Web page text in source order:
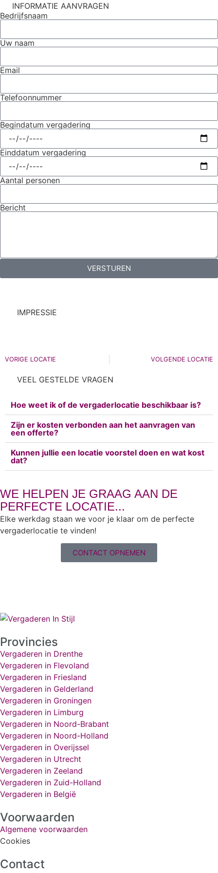
INFORMATIE AANVRAGEN
Bedrijfsnaam
Uw naam
Email
Telefoonnummer
Begindatum vergadering
Einddatum vergadering
Aantal personen
Bericht
VERSTUREN
IMPRESSIE
VORIGE LOCATIE VOLGENDE LOCATIE
VEEL GESTELDE VRAGEN
Hoe weet ik of de vergaderlocatie beschikbaar is?
Zijn er kosten verbonden aan het aanvragen van
een offerte?
Kunnen jullie een locatie voorstel doen en wat kost
dat?
WE HELPEN JE GRAAG AAN DE
PERFECTE LOCATIE...
Elke werkdag staan we voor je klaar om de perfecte
vergaderlocatie te vinden!
CONTACT OPNEMEN
Provincies
Vergaderen in Drenthe
Vergaderen in Flevoland
Vergaderen in Friesland
Vergaderen in Gelderland
Vergaderen in Groningen
Vergaderen in Limburg
Vergaderen in Noord-Brabant
Vergaderen in Noord-Holland
Vergaderen in Overijssel
Vergaderen in Utrecht
Vergaderen in Zeeland
Vergaderen in Zuid-Holland
Vergaderen in België
Voorwaarden
Algemene voorwaarden
Cookies
Contact